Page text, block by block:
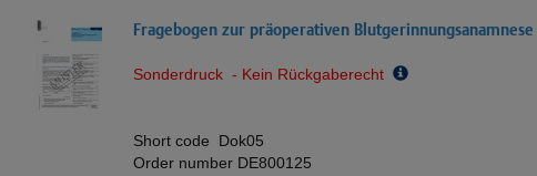
Fragebogen zur präoperativen Blutgerinnungsanamnese
Sonderdruck - Kein Rückgaberecht
Short code Dok05
Order number DE800125